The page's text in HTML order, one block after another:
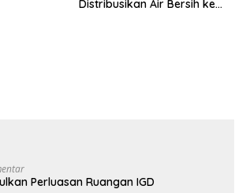
Distribusikan Air Bersih ke
Perluasan Ruangan IGD